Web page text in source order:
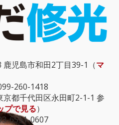
児島市和田2丁目39-1（マ
260-1418
都千代田区永田町2-1-1 参
プで見る）
6551-0607